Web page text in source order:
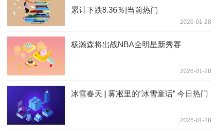
累计下跌8.36％|当前热门
2026-01-28
杨瀚森将出战NBA全明星新秀赛
2026-01-28
冰雪春天 | 雾凇里的“冰雪童话” 今日热门
2026-01-28